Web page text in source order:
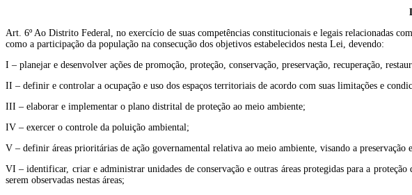
Art. 6º Ao Distrito Federal, no exercício de suas competências constitucionais e legais relacionadas
como a participação da população na consecução dos objetivos estabelecidos nesta Lei, devendo:
I – planejar e desenvolver ações de promoção, proteção, conservação, preservação, recuperação,
II – definir e controlar a ocupação e uso dos espaços territoriais de acordo com suas limitações e
III – elaborar e implementar o plano distrital de proteção ao meio ambiente;
IV – exercer o controle da poluição ambiental;
V – definir áreas prioritárias de ação governamental relativa ao meio ambiente, visando a
VI – identificar, criar e administrar unidades de conservação e outras áreas protegidas para a
serem observadas nestas áreas;